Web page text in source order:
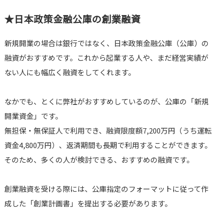
★日本政策金融公庫の創業融資
新規開業の場合は銀行ではなく、日本政策金融公庫（公庫）の
融資がおすすめです。これから起業する人や、まだ経営実績が
ない人にも幅広く融資をしてくれます。
なかでも、とくに弊社がおすすめしているのが、公庫の「新規
開業資金」です。
無担保・無保証人で利用でき、融資限度額7,200万円（うち運転
資金4,800万円）、返済期間も長期で利用することができます。
そのため、多くの人が検討できる、おすすめの融資です。
創業融資を受ける際には、公庫指定のフォーマットに従って作
成した「創業計画書」を提出する必要があります。